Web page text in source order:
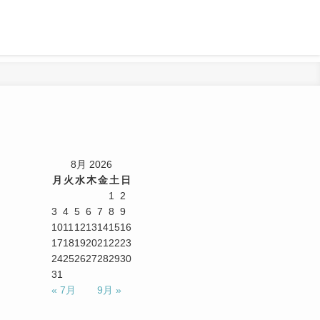
8月 2026
月 火水木金土 日
1
2
3 4 5 6 7 8 9
1011 1213141516
1718192021 2223
24252627282930
31
« 7月
9月 »